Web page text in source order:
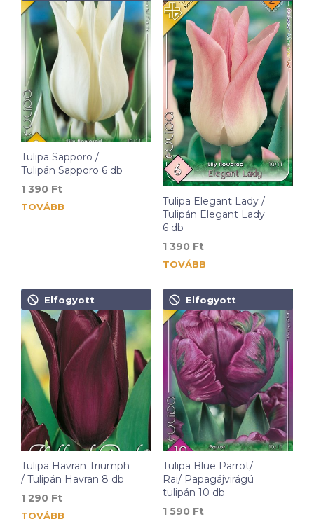
Tulipa Sapporo /
Tulipán Sapporo 6 db
1 390 Ft
TOVÁBB
Tulipa Elegant Lady /
Tulipán Elegant Lady
6 db
1 390 Ft
TOVÁBB
Tulipa Havran Triumph
/ Tulipán Havran 8 db
1 290 Ft
Elfogyott
TOVÁBB
Tulipa Blue Parrot/
Rai/ Papagájvirágú
tulipán 10 db
1 590 Ft
Elfogyott